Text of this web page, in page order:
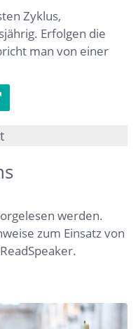
Zyklus,
Erfolgen die
man von einer
werden.
zum Einsatz von